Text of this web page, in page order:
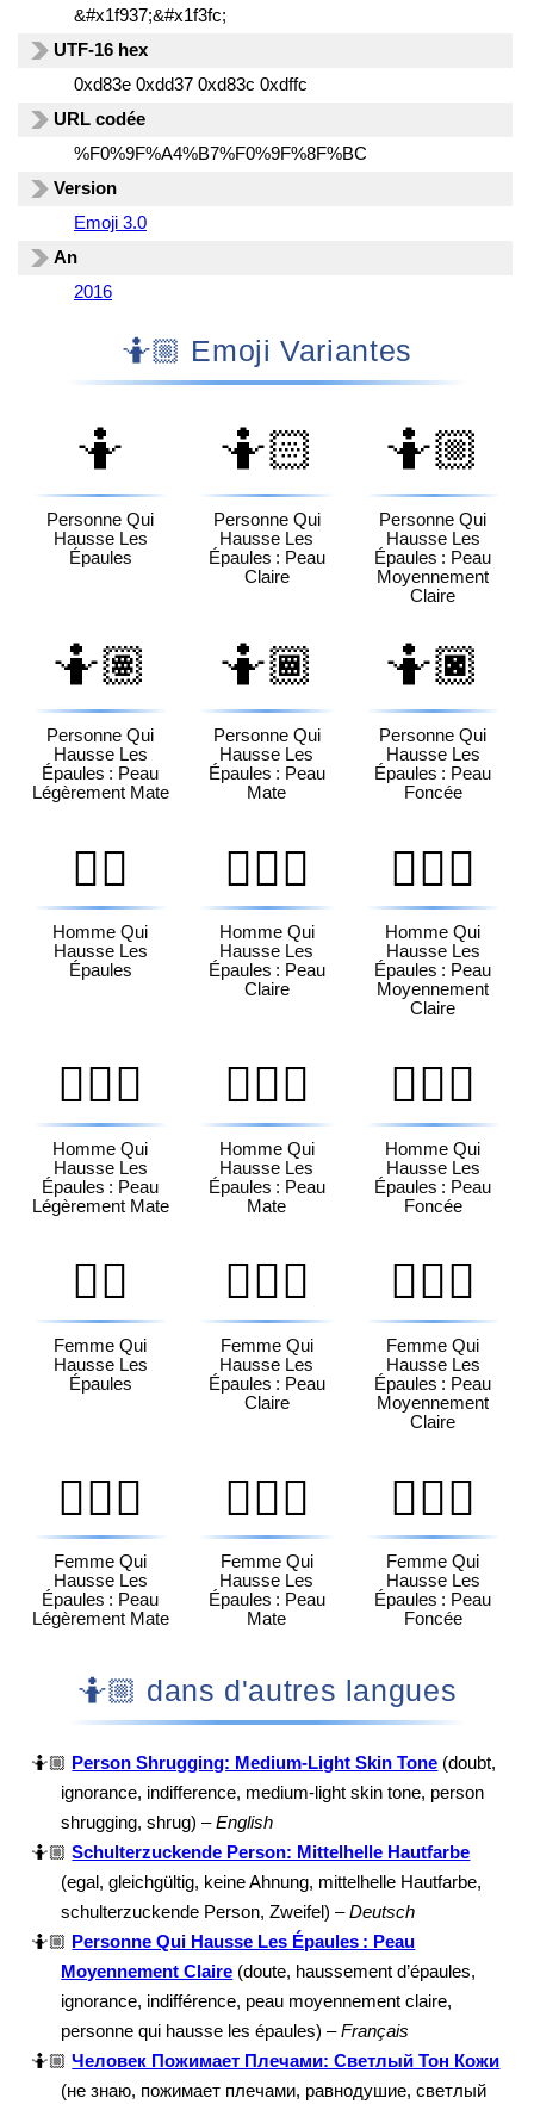
&#x1f937;&#x1f3fc;
UTF-16 hex
0xd83e 0xdd37 0xd83c 0xdffc
URL codée
%F0%9F%A4%B7%F0%9F%8F%BC
Version
Emoji 3.0
An
2016
🤷🏼 Emoji Variantes
🤷
Personne Qui
Hausse Les
Épaules
🤷🏻
Personne Qui
Hausse Les
Épaules : Peau
Claire
🤷🏼
Personne Qui
Hausse Les
Épaules : Peau
Moyennement
Claire
🤷🏽
Personne Qui
Hausse Les
Épaules : Peau
Légèrement Mate
🤷🏾
Personne Qui
Hausse Les
Épaules : Peau
Mate
🤷🏿
Personne Qui
Hausse Les
Épaules : Peau
Foncée
🤷‍♂️
Homme Qui
Hausse Les
Épaules
🤷🏻‍♂️
Homme Qui
Hausse Les
Épaules : Peau
Claire
🤷🏼‍♂️
Homme Qui
Hausse Les
Épaules : Peau
Moyennement
Claire
🤷🏽‍♂️
Homme Qui
Hausse Les
Épaules : Peau
Légèrement Mate
🤷🏾‍♂️
Homme Qui
Hausse Les
Épaules : Peau
Mate
🤷🏿‍♂️
Homme Qui
Hausse Les
Épaules : Peau
Foncée
🤷‍♀️
Femme Qui
Hausse Les
Épaules
🤷🏻‍♀️
Femme Qui
Hausse Les
Épaules : Peau
Claire
🤷🏼‍♀️
Femme Qui
Hausse Les
Épaules : Peau
Moyennement
Claire
🤷🏽‍♀️
Femme Qui
Hausse Les
Épaules : Peau
Légèrement Mate
🤷🏾‍♀️
Femme Qui
Hausse Les
Épaules : Peau
Mate
🤷🏿‍♀️
Femme Qui
Hausse Les
Épaules : Peau
Foncée
🤷🏼 dans d'autres langues
🤷🏼 Person Shrugging: Medium-Light Skin Tone (doubt,
ignorance, indifference, medium-light skin tone, person
shrugging, shrug) –English
🤷🏼 Schulterzuckende Person: Mittelhelle Hautfarbe
(egal, gleichgültig, keine Ahnung, mittelhelle Hautfarbe,
schulterzuckende Person, Zweifel) –Deutsch
🤷🏼 Personne Qui Hausse Les Épaules : Peau
Moyennement Claire (doute, haussement d’épaules,
ignorance, indifférence, peau moyennement claire,
personne qui hausse les épaules) –Français
🤷🏼 Человек Пожимает Плечами: Светлый Тон Кожи
(не знаю, пожимает плечами, равнодушие, светлый